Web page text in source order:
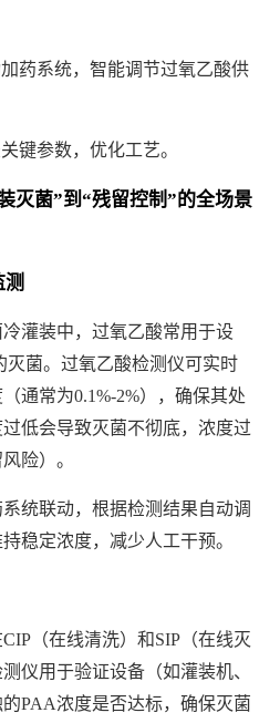
药系统，智能调节过氧乙酸供
键参数，优化工艺。
灭菌”到“残留控制”的全场景
测
灌装中，过氧乙酸常用于设
灭菌。过氧乙酸检测仪可实时
通常为0.1%-2%），确保其处
低会导致灭菌不彻底，浓度过
险）。
统联动，根据检测结果自动调
稳定浓度，减少人工干预。
（在线清洗）和SIP（在线灭
仪用于验证设备（如灌装机、
PAA浓度是否达标，确保灭菌